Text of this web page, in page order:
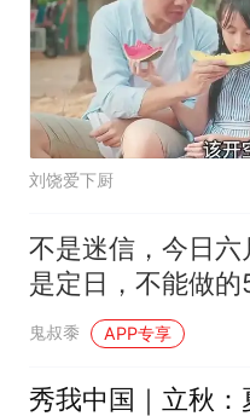
刘饶爱下厨
不是迷信，今日六
是定日，不能做的
事，别忘告诉家人
鬼叔黍 APP专享
秀我中国｜立秋